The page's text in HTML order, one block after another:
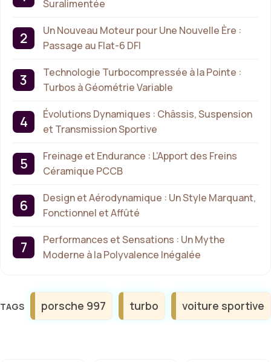
Suralimentée
Un Nouveau Moteur pour Une Nouvelle Ère :
Passage au Flat-6 DFI
Technologie Turbocompressée à la Pointe :
Turbos à Géométrie Variable
Évolutions Dynamiques : Châssis, Suspension
et Transmission Sportive
Freinage et Endurance : L’Apport des Freins
Céramique PCCB
Design et Aérodynamique : Un Style Marquant,
Fonctionnel et Affûté
Performances et Sensations : Un Mythe
Moderne à la Polyvalence Inégalée
Étiquettes
porsche 997 turbo voiture sportive